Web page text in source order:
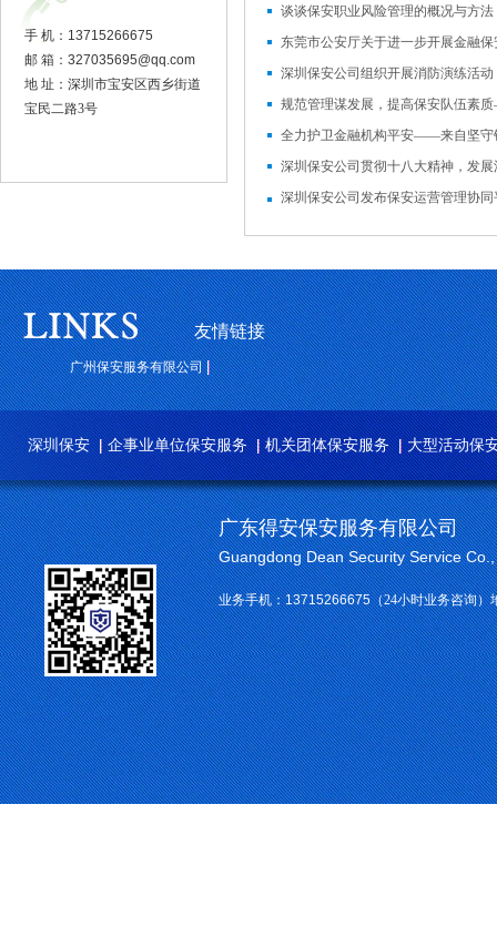
手 机： 13715266675
邮 箱： 327035695@qq.com
地 址：深圳市宝安区西乡街道
宝民二路3号
谈谈保安职业风险管理的概况与方法
深圳保安公司贯彻十八大精神，发
深圳保安公司发布保安运营管理协同
友情链接
广州保安服务有限公司
深圳保安 企事业单位保安服务 机关团体保安服务 大型活动保
广东得安保安服务有限公司
Guangdong Dean Security Service
业务手机：13715266675（24小时业务咨询）